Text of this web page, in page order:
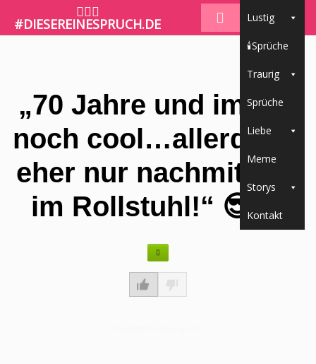
🤷🏼‍♀️
#DIESEREINESPRUCH.DE Lustig
🕯Sprüche
Traurig
Sprüche
Liebe
Meme
Storys
Kontakt
„70 Jahre und immer
noch cool…allerdings
eher nur nachmittags
im Rollstuhl!“ 😎🚶‍♂️